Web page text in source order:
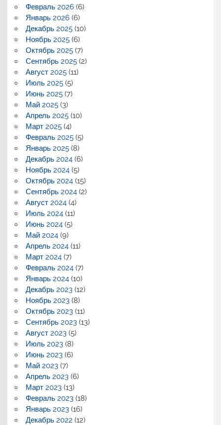
Февраль 2026(6)
Январь 2026(6)
Декабрь 2025(10)
Ноябрь 2025(6)
Октябрь 2025(7)
Сентябрь 2025(2)
Август 2025(11)
Июль 2025(5)
Июнь 2025(7)
Май 2025(3)
Апрель 2025(10)
Март 2025(4)
Февраль 2025(5)
Январь 2025(8)
Декабрь 2024(6)
Ноябрь 2024(5)
Октябрь 2024(15)
Сентябрь 2024(2)
Август 2024(4)
Июль 2024(11)
Июнь 2024(5)
Май 2024(9)
Апрель 2024(11)
Март 2024(7)
Февраль 2024(7)
Январь 2024(10)
Декабрь 2023(12)
Ноябрь 2023(8)
Октябрь 2023(11)
Сентябрь 2023(13)
Август 2023(5)
Июль 2023(8)
Июнь 2023(6)
Май 2023(7)
Апрель 2023(6)
Март 2023(13)
Февраль 2023(18)
Январь 2023(16)
Декабрь 2022 (12)